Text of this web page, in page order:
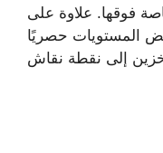
فوقها. علاوة على
المستويات حصريًا